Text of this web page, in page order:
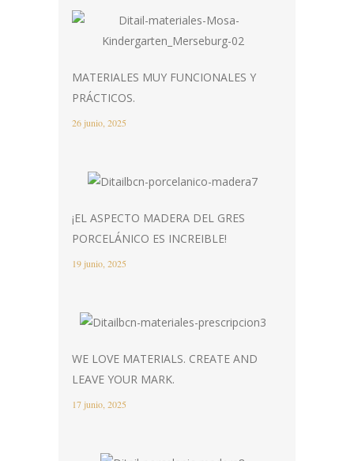
MATERIALES MUY FUNCIONALES Y
PRÁCTICOS.
26 junio, 2025
¡EL ASPECTO MADERA DEL GRES
PORCELÁNICO ES INCREIBLE!
19 junio, 2025
WE LOVE MATERIALS. CREATE AND
LEAVE YOUR MARK.
17 junio, 2025